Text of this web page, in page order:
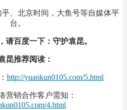
、北京时间，大鱼号等自媒体平
台。
请百度一下：守护袁昆。
昆推荐阅读：
http://yuankun0105.com/5.html
营销合作客户需知：
4.html